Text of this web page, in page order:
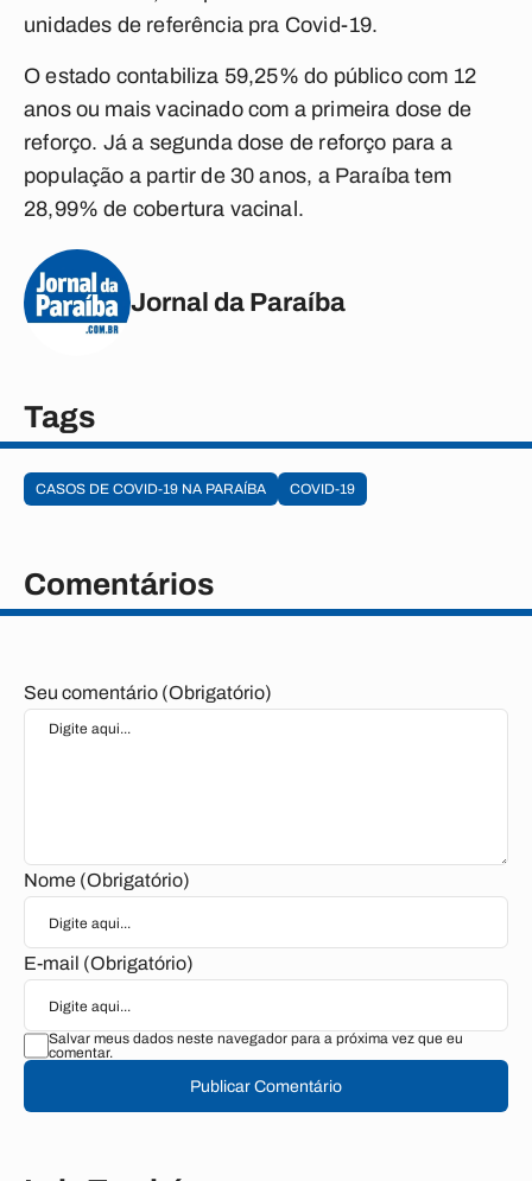
unidades de referência pra Covid-19.
O estado contabiliza 59,25% do público com 12
anos ou mais vacinado com a primeira dose de
reforço. Já a segunda dose de reforço para a
população a partir de 30 anos, a Paraíba tem
28,99% de cobertura vacinal.
Jornal da Paraíba
Tags
CASOS DE COVID-19 NA PARAÍBA COVID-19
Comentários
Seu comentário (Obrigatório)
Nome (Obrigatório)
E-mail (Obrigatório)
Salvar meus dados neste navegador para a próxima vez que eu
comentar.
Publicar Comentário